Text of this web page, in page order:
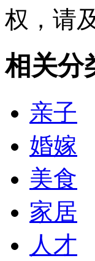
权，请
相关分
亲子
婚嫁
美食
家居
人才